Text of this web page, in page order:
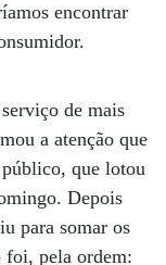
encontrar
de mais
a atenção que
que lotou
Depois
para somar os
foi, pela ordem: